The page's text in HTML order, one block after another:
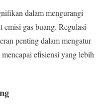
dalam mengurangi
emisi gas buang. Regulasi
penting dalam mengatur
efisiensi yang lebih